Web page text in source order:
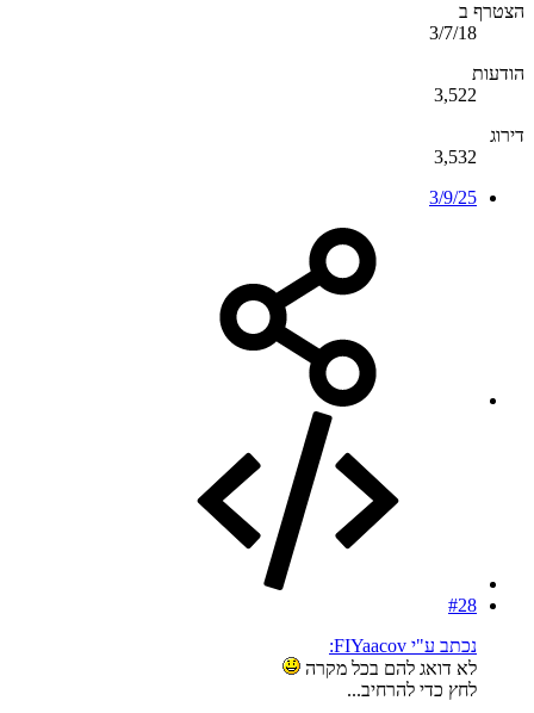
הצטרף ב
3/7/18
הודעות
3,522
דירוג
3,532
3/9/25
#28
נכתב ע"י FIYaacov:
לא דואג להם בכל מקרה
לחץ כדי להרחיב...